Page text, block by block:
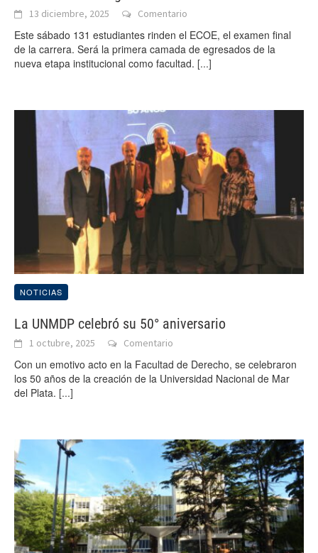
13 diciembre, 2025 Comentario
Este sábado 131 estudiantes rinden el ECOE, el examen final
de la carrera. Será la primera camada de egresados de la
nueva etapa institucional como facultad. [...]
NOTICIAS
La UNMDP celebró su 50° aniversario
1 octubre, 2025 Comentario
Con un emotivo acto en la Facultad de Derecho, se celebraron
los 50 años de la creación de la Universidad Nacional de Mar
del Plata. [...]